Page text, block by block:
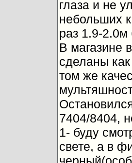
глаза и не
небольших
раз 1.9-2.0м
В магазине
сделаны
том же
7404/8404,
1- буду
свете, а в